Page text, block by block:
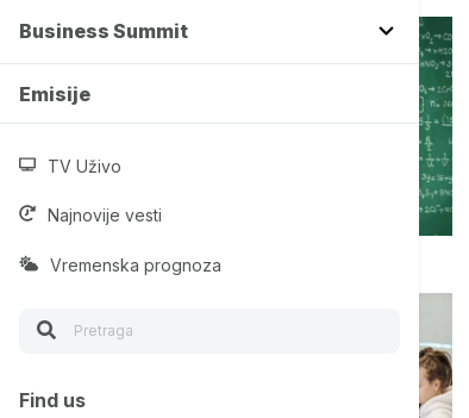
Business Summit
Emisije
TV Uživo
Najnovije vesti
Vremenska prognoza
Find us